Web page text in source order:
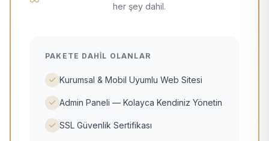
her şey dahil.
PAKETE DAHIL OLANLAR
Kurumsal & Mobil Uyumlu Web Sitesi
Admin Paneli — Kolayca Kendiniz Yönetin
SSL Güvenlik Sertifikası